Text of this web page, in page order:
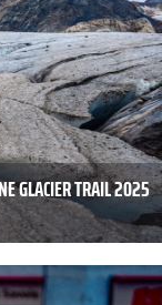
GLACIER TRAIL 2025